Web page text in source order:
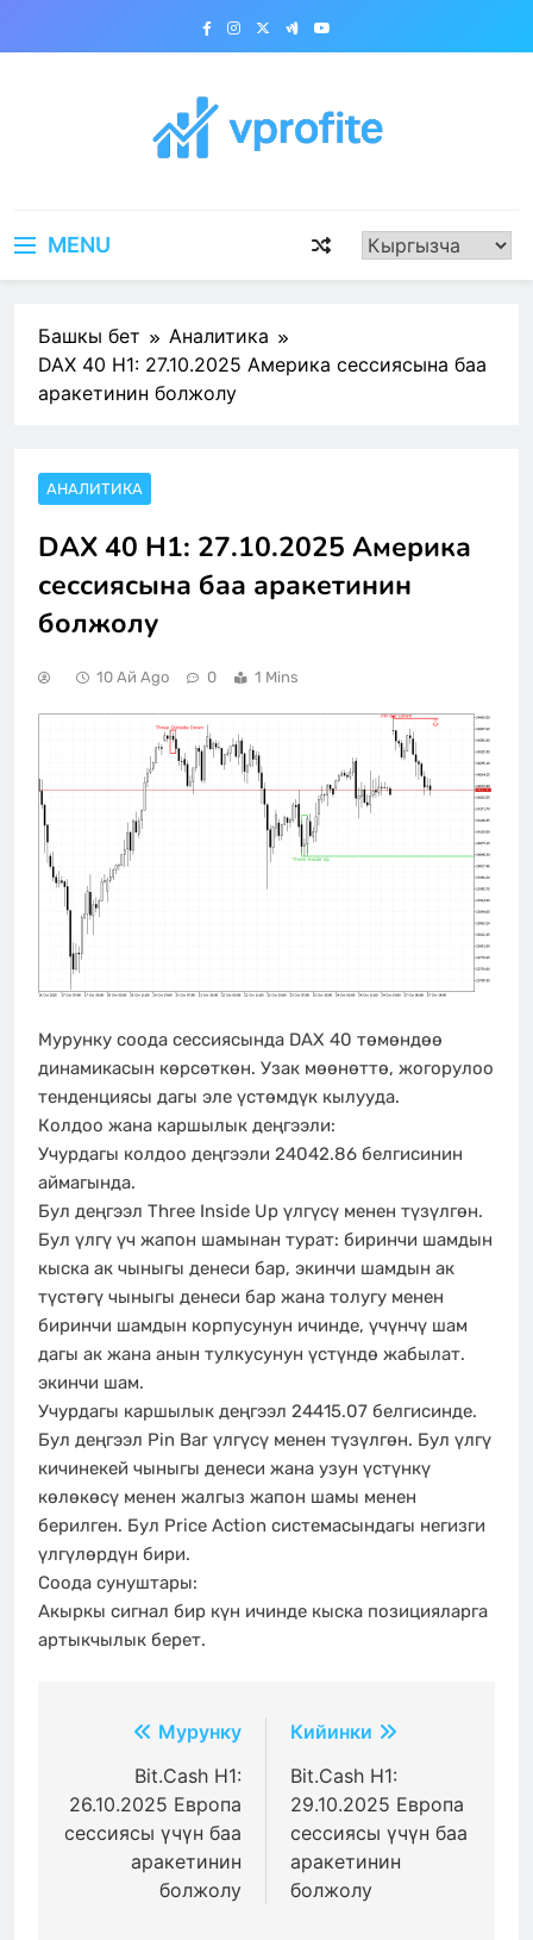
MENU
Башкы бет
Аналитика
DAX 40 H1: 27.10.2025 Америка сессиясына баа
аракетинин болжолу
АНАЛИТИКА
DAX 40 H1: 27.10.2025 Америка
сессиясына баа аракетинин
болжолу
10 Ай Ago 0 1 Mins
Мурунку соода сессиясында DAX 40 төмөндөө
динамикасын көрсөткөн. Узак мөөнөттө, жогорулоо
тенденциясы дагы эле үстөмдүк кылууда.
Колдоо жана каршылык деңгээли:
Учурдагы колдоо деңгээли 24042.86 белгисинин
аймагында.
Бул деңгээл Three Inside Up үлгүсү менен түзүлгөн.
Бул үлгү үч жапон шамынан турат: биринчи шамдын
кыска ак чыныгы денеси бар, экинчи шамдын ак
түстөгү чыныгы денеси бар жана толугу менен
биринчи шамдын корпусунун ичинде, үчүнчү шам
дагы ак жана анын тулкусунун үстүндө жабылат.
экинчи шам.
Учурдагы каршылык деңгээл 24415.07 белгисинде.
Бул деңгээл Pin Bar үлгүсү менен түзүлгөн. Бул үлгү
кичинекей чыныгы денеси жана узун үстүнкү
көлөкөсү менен жалгыз жапон шамы менен
берилген. Бул Price Action системасындагы негизги
үлгүлөрдүн бири.
Соода сунуштары:
Акыркы сигнал бир күн ичинде кыска позицияларга
артыкчылык берет.
Жазуулар
боюнча
багыттоо
Мурунку
Bit.Cash H1:
26.10.2025 Европа
сессиясы үчүн баа
аракетинин
болжолу
Кийинки
Bit.Cash H1:
29.10.2025 Европа
сессиясы үчүн баа
аракетинин
болжолу